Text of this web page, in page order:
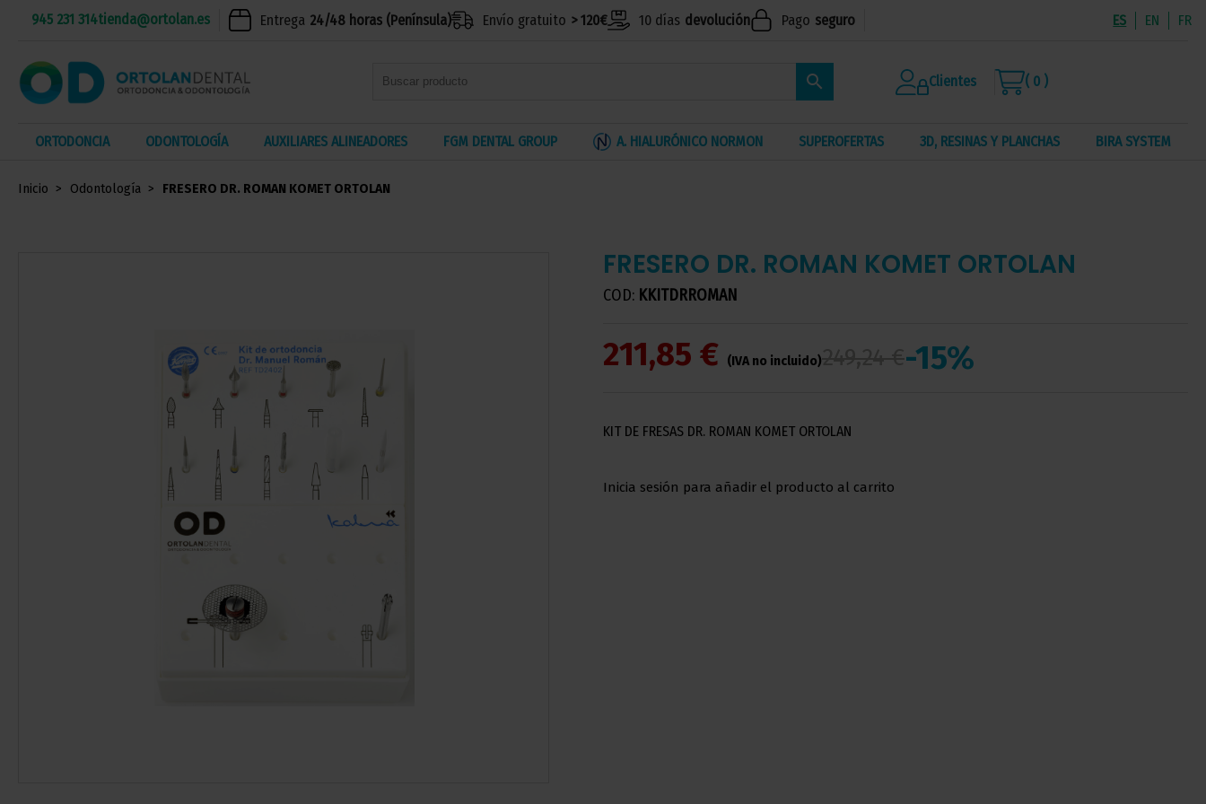
945 231 314tienda@ortolan.es Entrega 24/48 horas (Península) Envío gratuito > 120€ 10 días devolución Pago seguro ES EN FR
search Clientes ( 0 )
ORTODONCIA ODONTOLOGÍA AUXILIARES ALINEADORES FGM DENTAL GROUP A. HIALURÓNICO NORMON SUPEROFERTAS 3D, RESINAS Y PLANCHAS BIRA SYSTEM
Inicio Odontología FRESERO DR. ROMAN KOMET ORTOLAN
FRESERO DR. ROMAN KOMET ORTOLAN
COD: KKITDRROMAN
211,85 € (IVA no incluido) -15%
KIT DE FRESAS DR. ROMAN KOMET ORTOLAN
Inicia sesión para añadir el producto al carrito